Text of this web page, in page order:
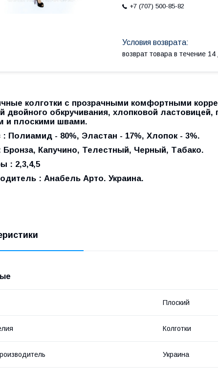
+7 (707) 500-85-82
возврат товара в течение
колготки с прозрачными комфортными
двойного обкручивания, хлопковой
и плоскими швами.
: Полиамид - 80%, Эластан - 17%, Хлопок - 3%.
Бронза, Капучино, Телестный, Черный, Табако.
: 2,3,4,5
: Анабель Арто. Украина.
Плоский
Колготки
Украина